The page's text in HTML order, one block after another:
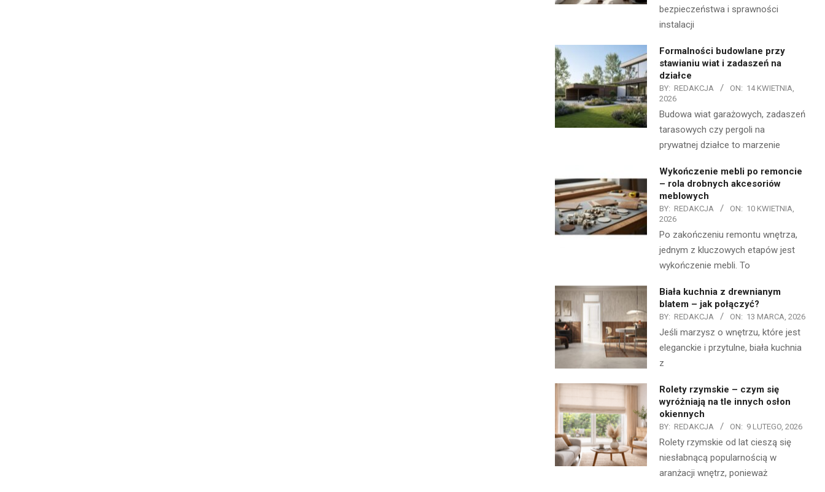
bezpieczeństwa i sprawności
instalacji
Formalności budowlane przy
stawianiu wiat i zadaszeń na
działce
BY: REDAKCJA ON: 14 KWIETNIA,
2026
Budowa wiat garażowych, zadaszeń
tarasowych czy pergoli na
prywatnej działce to marzenie
Wykończenie mebli po remoncie
– rola drobnych akcesoriów
meblowych
BY: REDAKCJA ON: 10 KWIETNIA,
2026
Po zakończeniu remontu wnętrza,
jednym z kluczowych etapów jest
wykończenie mebli. To
Biała kuchnia z drewnianym
blatem – jak połączyć?
BY: REDAKCJA ON: 13 MARCA, 2026
Jeśli marzysz o wnętrzu, które jest
eleganckie i przytulne, biała kuchnia
z
Rolety rzymskie – czym się
wyróżniają na tle innych osłon
okiennych
BY: REDAKCJA ON: 9 LUTEGO, 2026
Rolety rzymskie od lat cieszą się
niesłabnącą popularnością w
aranżacji wnętrz, ponieważ